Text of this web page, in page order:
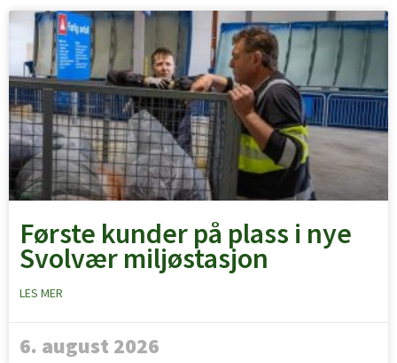
Første kunder på plass i nye
Svolvær miljøstasjon
LES MER
6. august 2026